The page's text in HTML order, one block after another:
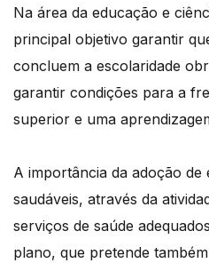
Na área da educação e
principal objetivo garantir
concluem a escolaridade
garantir condições para a
superior e uma
A importância da adoção de
saudáveis, através da
serviços de saúde
plano, que pretende